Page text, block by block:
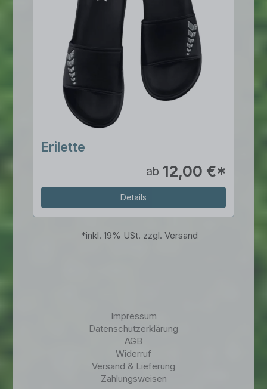
Erilette
ab 12,00 €*
Details
*inkl. 19% USt. zzgl. Versand
Impressum
Datenschutzerklärung
AGB
Widerruf
Versand & Lieferung
Zahlungsweisen